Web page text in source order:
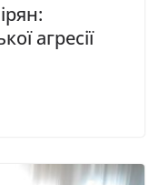
агpесії